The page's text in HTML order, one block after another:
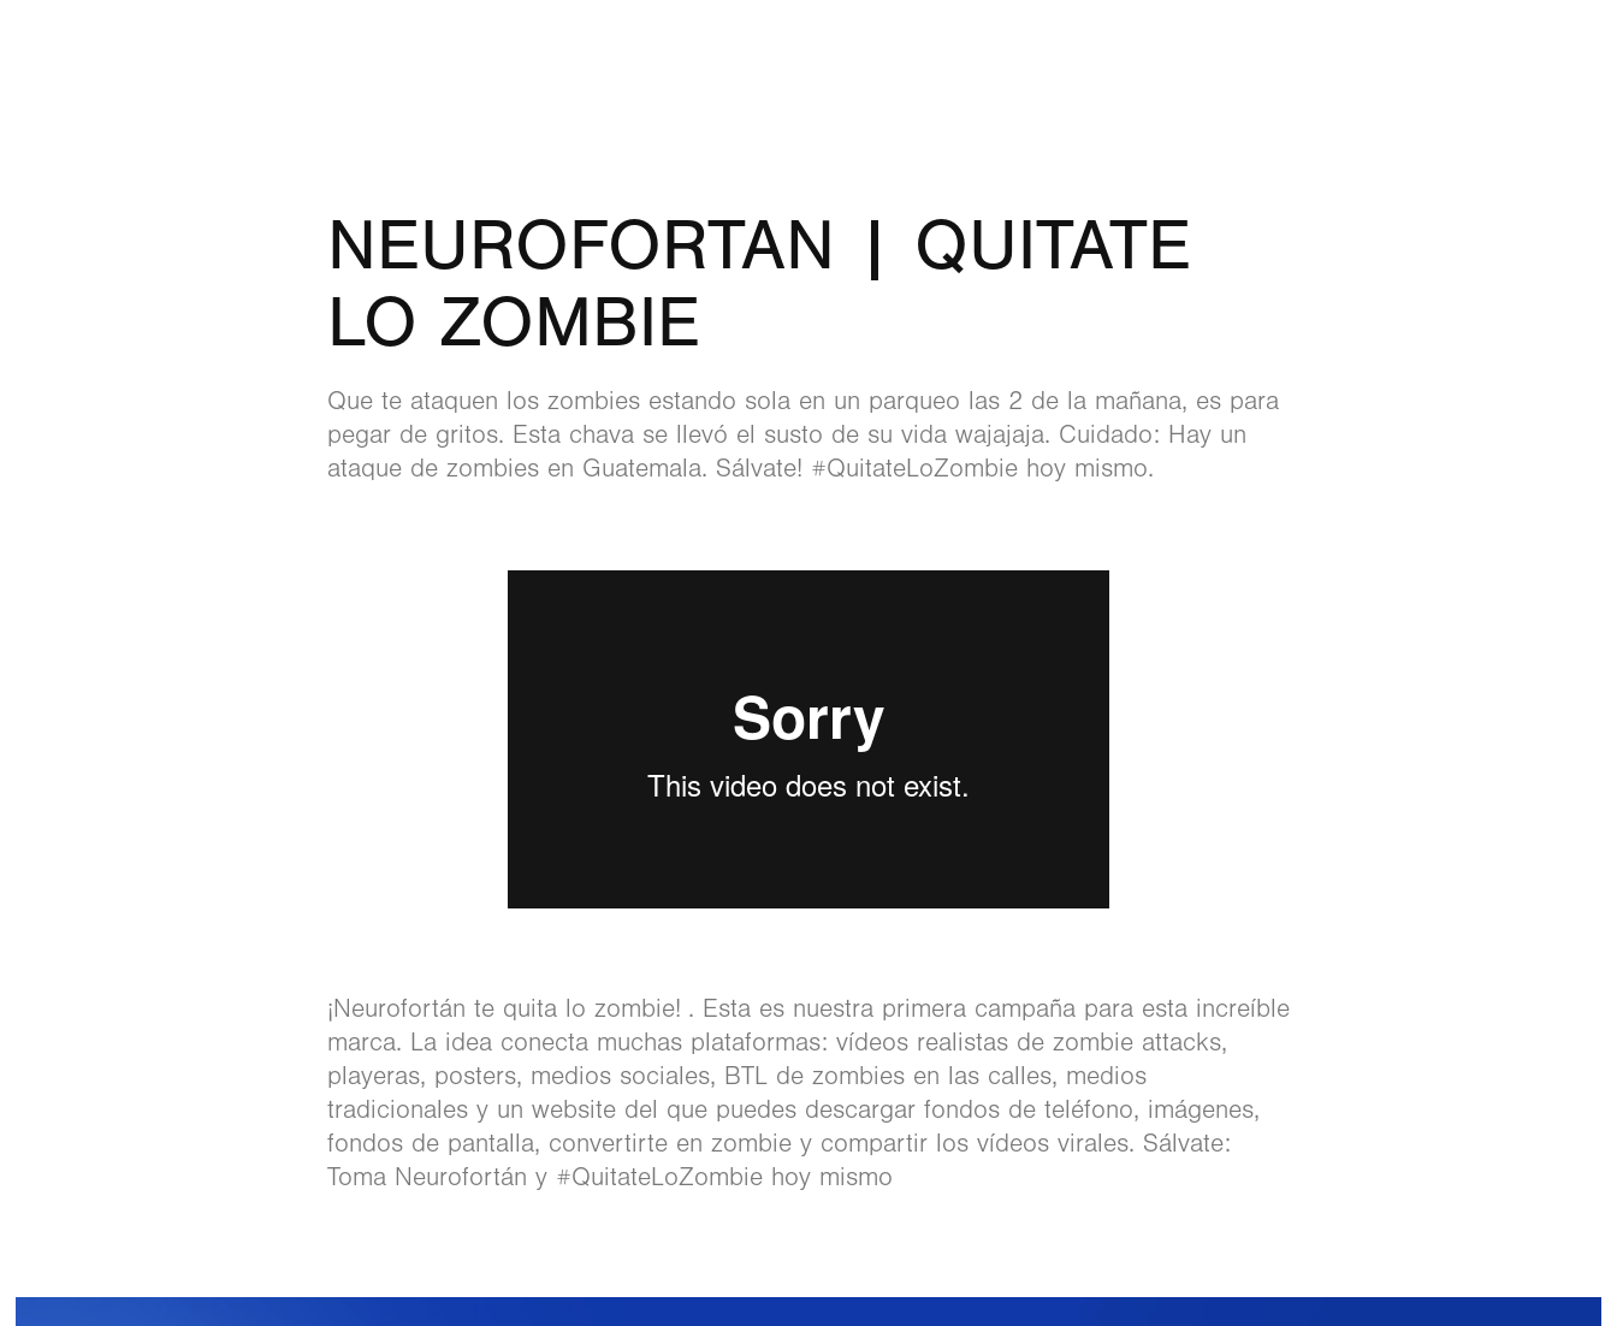
NEUROFORTAN | QUITATE
LO ZOMBIE
Que te ataquen los zombies estando sola en un parqueo las 2 de la mañana, es para
pegar de gritos. Esta chava se llevó el susto de su vida wajajaja. Cuidado: Hay un
ataque de zombies en Guatemala. Sálvate! ‪#‎QuitateLoZombie‬ hoy mismo.
¡Neurofortán te quita lo zombie! . Esta es nuestra primera campaña para esta increíble
marca. La idea conecta muchas plataformas: vídeos realistas de zombie attacks,
playeras, posters, medios sociales, BTL de zombies en las calles, medios
tradicionales y un website del que puedes descargar fondos de teléfono, imágenes,
fondos de pantalla, convertirte en zombie y compartir los vídeos virales. Sálvate:
Toma Neurofortán y ‪#‎QuitateLoZombie‬ hoy mismo